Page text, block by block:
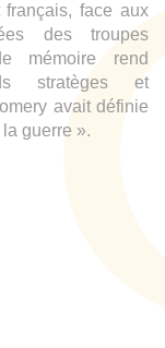
français, face aux
des troupes
mémoire rend
stratèges et
avait définie
guerre ».